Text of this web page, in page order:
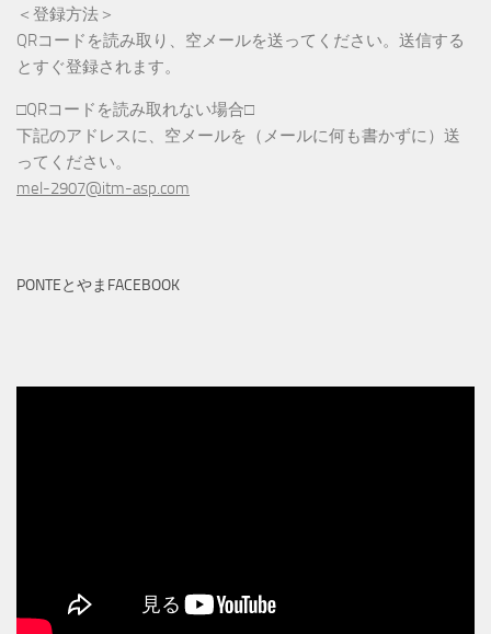
＜登録方法＞
QRコードを読み取り、空メールを送ってください。送信する
とすぐ登録されます。
□QRコードを読み取れない場合□
下記のアドレスに、空メールを（メールに何も書かずに）送
ってください。
mel-2907@itm-asp.com
PONTEとやまFACEBOOK